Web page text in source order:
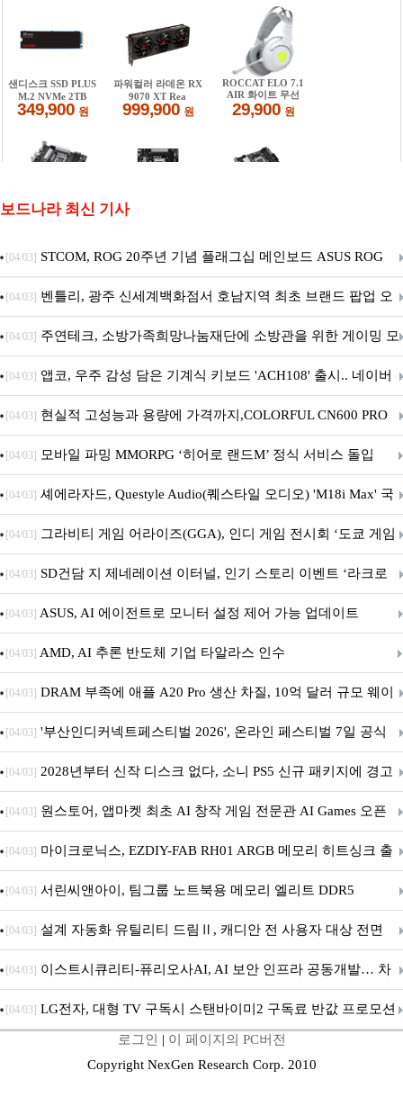
보드나라 최신 기사
[04/03] STCOM, ROG 20주년 기념 플래그십 메인보드 ASUS ROG
Crosshair X870E EDITION 20 국내 출시 예정
[04/03] 벤틀리, 광주 신세계백화점서 호남지역 최초 브랜드 팝업 오
픈
[04/03] 주연테크, 소방가족희망나눔재단에 소방관을 위한 게이밍 모
니터·스마트 펫 침대 기부
[04/03] 앱코, 우주 감성 담은 기계식 키보드 'ACH108' 출시.. 네이버
브랜드데이 기획전 진행
[04/03] 현실적 고성능과 용량에 가격까지,COLORFUL CN600 PRO
M.2 NVMe 디앤디컴 1TB
[04/03] 모바일 파밍 MMORPG ‘히어로 랜드M’ 정식 서비스 돌입
[04/03] 셰에라자드, Questyle Audio(퀘스타일 오디오) 'M18i Max' 국
내 정식 출시
[04/03] 그라비티 게임 어라이즈(GGA), 인디 게임 전시회 ‘도쿄 게임
던전 13’ 참가!
[04/03] SD건담 지 제네레이션 이터널, 인기 스토리 이벤트 ‘라크로
아의 용사’ 재개최 및 풍성한 기념 이벤트 실시!
[04/03] ASUS, AI 에이전트로 모니터 설정 제어 가능 업데이트
[04/03] AMD, AI 추론 반도체 기업 타알라스 인수
[04/03] DRAM 부족에 애플 A20 Pro 생산 차질, 10억 달러 규모 웨이
퍼 대기
[04/03] '부산인디커넥트페스티벌 2026', 온라인 페스티벌 7일 공식
개막... 22일간 진행
[04/03] 2028년부터 신작 디스크 없다, 소니 PS5 신규 패키지에 경고
문 추가
[04/03] 원스토어, 앱마켓 최초 AI 창작 게임 전문관 AI Games 오픈
[04/03] 마이크로닉스, EZDIY-FAB RH01 ARGB 메모리 히트싱크 출
시
[04/03] 서린씨앤아이, 팀그룹 노트북용 메모리 엘리트 DDR5
5600MHz 16GB 출시
[04/03] 설계 자동화 유틸리티 드림Ⅱ, 캐디안 전 사용자 대상 전면
무상 배포
[04/03] 이스트시큐리티-퓨리오사AI, AI 보안 인프라 공동개발… 차
세대 AI 보안 플랫폼 구축
[04/03] LG전자, 대형 TV 구독시 스탠바이미2 구독료 반값 프로모션
로그인 | 이 페이지의 PC버전
Copyright NexGen Research Corp. 2010